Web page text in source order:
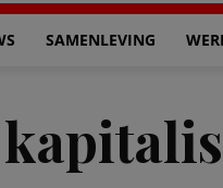
SAMENLEVING